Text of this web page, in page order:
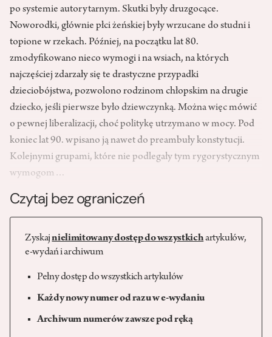
po systemie autorytarnym. Skutki były druzgocące.
Noworodki, głównie płci żeńskiej były wrzucane do studni i
topione w rzekach. Później, na początku lat 80.
zmodyfikowano nieco wymogi i na wsiach, na których
najczęściej zdarzały się te drastyczne przypadki
dzieciobójstwa, pozwolono rodzinom chłopskim na drugie
dziecko, jeśli pierwsze było dziewczynką. Można więc mówić
o pewnej liberalizacji, choć politykę utrzymano w mocy. Pod
koniec lat 90. wpisano ją nawet do preambuły konstytucji.
Kolejnymi grupami, które nie podlegały tym rygorystycznym
wymogom…
Czytaj bez ograniczeń
Zyskajnielimitowany dostęp do wszystkichartykułów,
e-wydań i archiwum
Pełny dostęp do wszystkich artykułów
Każdy nowy numer od razu w e-wydaniu
Archiwum numerów zawsze pod ręką